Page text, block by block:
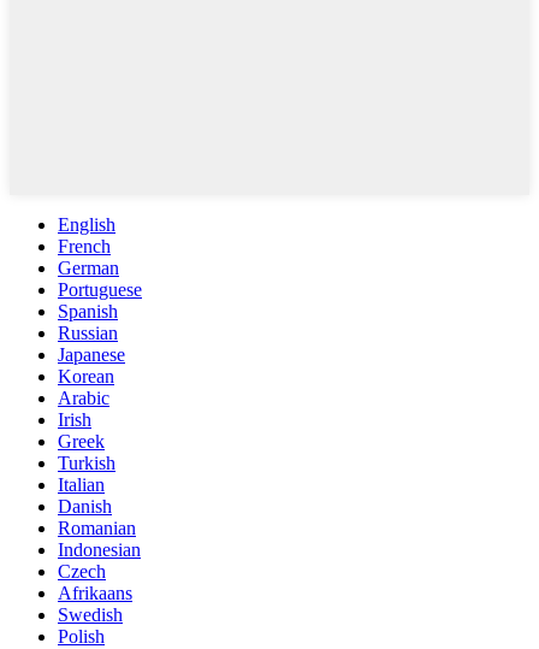
English
French
German
Portuguese
Spanish
Russian
Japanese
Korean
Arabic
Irish
Greek
Turkish
Italian
Danish
Romanian
Indonesian
Czech
Afrikaans
Swedish
Polish